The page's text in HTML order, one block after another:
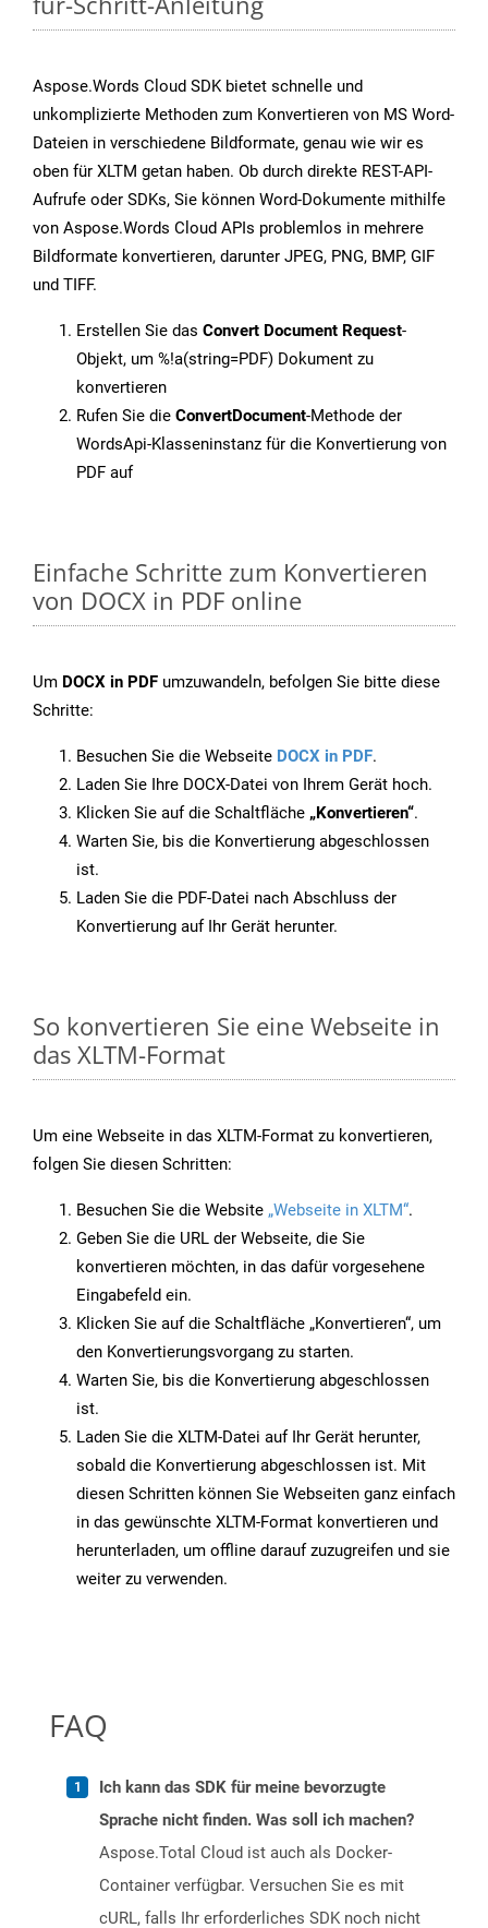
Aspose.Words Cloud SDK bietet schnelle und
unkomplizierte Methoden zum Konvertieren von MS Word-
Dateien in verschiedene Bildformate, genau wie wir es
oben für XLTM getan haben. Ob durch direkte REST-API-
Aufrufe oder SDKs, Sie können Word-Dokumente mithilfe
von Aspose.Words Cloud APIs problemlos in mehrere
Bildformate konvertieren, darunter JPEG, PNG, BMP, GIF
und TIFF.
Erstellen Sie das Convert Document Request-
Objekt, um %!a(string=PDF) Dokument zu
konvertieren
Rufen Sie die ConvertDocument-Methode der
WordsApi-Klasseninstanz für die Konvertierung von
PDF auf
Einfache Schritte zum Konvertieren
von DOCX in PDF online
Um DOCX in PDF umzuwandeln, befolgen Sie bitte diese
Schritte:
Besuchen Sie die Webseite DOCX in PDF.
Laden Sie Ihre DOCX-Datei von Ihrem Gerät hoch.
Klicken Sie auf die Schaltfläche „Konvertieren“.
Warten Sie, bis die Konvertierung abgeschlossen
ist.
Laden Sie die PDF-Datei nach Abschluss der
Konvertierung auf Ihr Gerät herunter.
So konvertieren Sie eine Webseite in
das XLTM-Format
Um eine Webseite in das XLTM-Format zu konvertieren,
folgen Sie diesen Schritten:
Besuchen Sie die Website „Webseite in XLTM“.
Geben Sie die URL der Webseite, die Sie
konvertieren möchten, in das dafür vorgesehene
Eingabefeld ein.
Klicken Sie auf die Schaltfläche „Konvertieren“, um
den Konvertierungsvorgang zu starten.
Warten Sie, bis die Konvertierung abgeschlossen
ist.
Laden Sie die XLTM-Datei auf Ihr Gerät herunter,
sobald die Konvertierung abgeschlossen ist. Mit
diesen Schritten können Sie Webseiten ganz einfach
in das gewünschte XLTM-Format konvertieren und
herunterladen, um offline darauf zuzugreifen und sie
weiter zu verwenden.
FAQ
Ich kann das SDK für meine bevorzugte
Sprache nicht finden. Was soll ich machen?
Aspose.Total Cloud ist auch als Docker-
Container verfügbar. Versuchen Sie es mit
cURL, falls Ihr erforderliches SDK noch nicht